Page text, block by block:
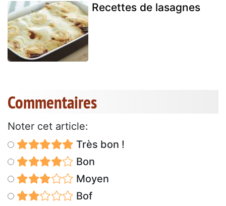
Recettes de lasagnes
Commentaires
Noter cet article:
Très bon !
Bon
Moyen
Bof